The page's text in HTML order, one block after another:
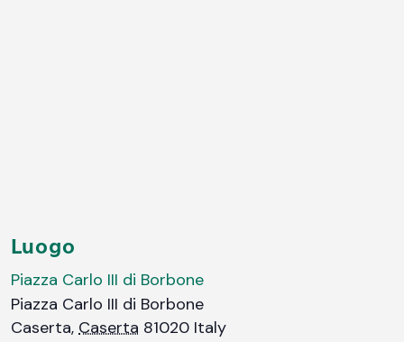
Luogo
Piazza Carlo III di Borbone
Piazza Carlo III di Borbone
Caserta, Caserta 81020 Italy